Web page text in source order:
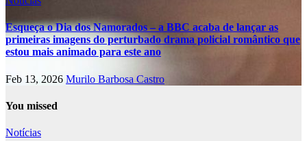
Esqueça o Dia dos Namorados – a BBC acaba de lançar as
primeiras imagens do perturbado drama policial romântico que
estou mais animado para este ano
Feb 13, 2026 Murilo Barbosa Castro
You missed
Notícias